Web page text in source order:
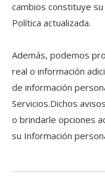
cambios constituye
Política actualizada.
Además, podemos
real o información
de información
Servicios.Dichos
o brindarle opciones
su Información